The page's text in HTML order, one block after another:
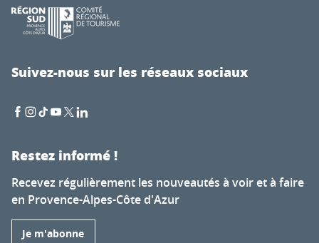
Suivez-nous sur les réseaux sociaux
Restez informé !
Recevez régulièrement les nouveautés à voir et à faire
en Provence-Alpes-Côte d'Azur
Je m'abonne